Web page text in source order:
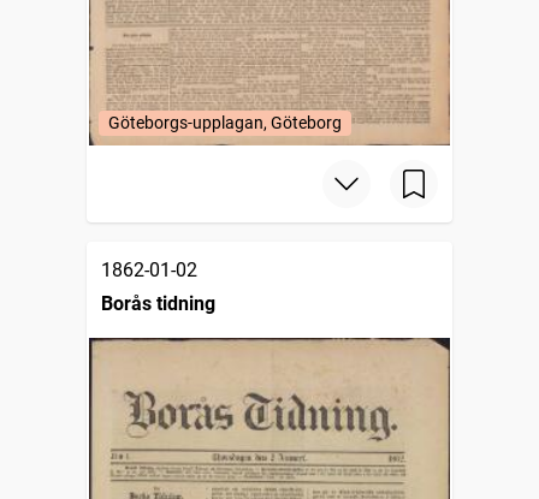
Göteborgs-upplagan, Göteborg
1862-01-02
Borås tidning